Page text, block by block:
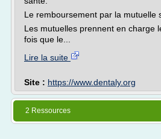
Le remboursement par la mutuelle
Les mutuelles prennent en charge
fois que le...
Lire la suite
Site : https://www.dentaly.org
2 Ressources